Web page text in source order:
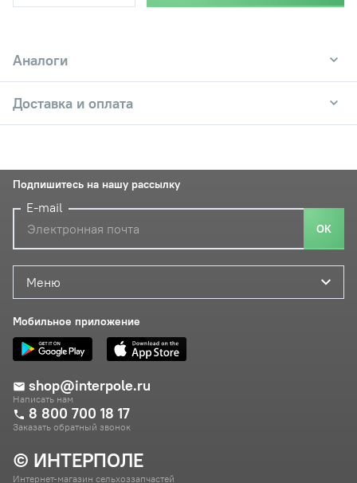
Аналоги
Доставка и оплата
© ИНТЕРПОЛЕ
Интернет-магазин сельхоззапчастей
Меню
Мобильное приложение
shop@interpole.ru
Написать нам
8 800 700 18 17
Заказать обратный звонок
Подпишитесь на нашу рассылку
E-mail
ОК